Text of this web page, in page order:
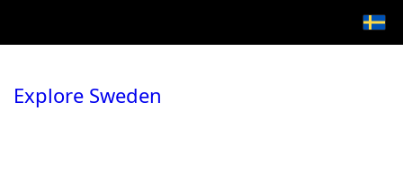
Explore Sweden